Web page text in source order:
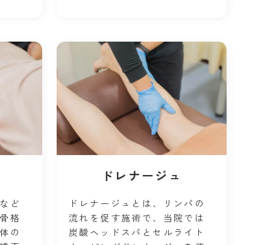
ど
格
の
ドレナージュ
ドレナージュとは、リンパの
流れを促す施術で、当院では
炭酸ヘッドスパとセルライト